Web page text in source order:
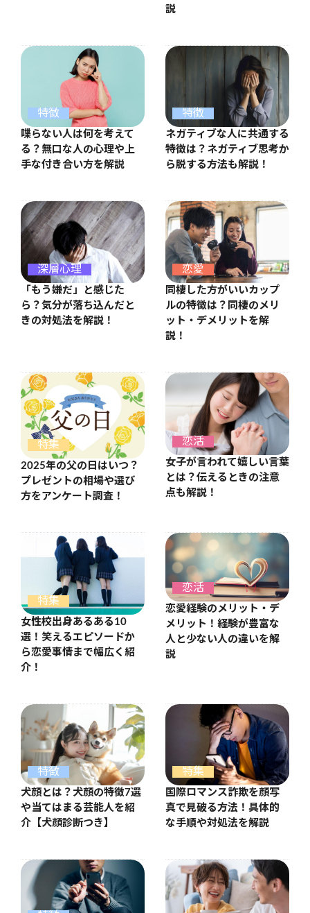
説
特徴
喋らない人は何を考えて
る？無口な人の心理や上
手な付き合い方を解説
特徴
ネガティブな人に共通する
特徴は？ネガティブ思考か
ら脱する方法も解説！
深層心理
「もう嫌だ」と感じた
ら？気分が落ち込んだと
きの対処法を解説！
恋愛
同棲した方がいいカップ
ルの特徴は？同棲のメリ
ット・デメリットを解
説！
特集
2025年の父の日はいつ？
プレゼントの相場や選び
方をアンケート調査！
恋活
女子が言われて嬉しい言葉
とは？伝えるときの注意
点も解説！
特集
女性校出身あるある10
選！笑えるエピソードか
ら恋愛事情まで幅広く紹
介！
恋活
恋愛経験のメリット・デ
メリット！経験が豊富な
人と少ない人の違いを解
説
特徴
犬顔とは？犬顔の特徴7選
や当てはまる芸能人を紹
介【犬顔診断つき】
特集
国際ロマンス詐欺を顔写
真で見破る方法！具体的
な手順や対処法を解説